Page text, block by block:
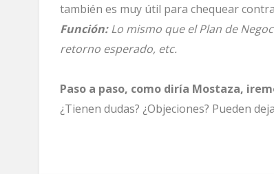
también es muy útil para chequear
Función:Lo mismo que el Plan de
retorno esperado, etc.
Paso a paso, como diría Mostaza,
¿Tienen dudas? ¿Objeciones? Pueden